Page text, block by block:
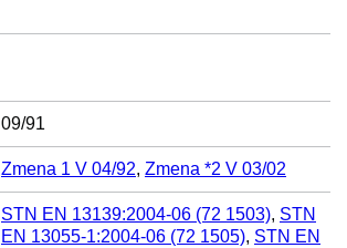
09/91
Zmena 1 V 04/92, Zmena *2 V 03/02
STN EN 13139:2004-06 (72 1503), STN
EN 13055-1:2004-06 (72 1505), STN EN